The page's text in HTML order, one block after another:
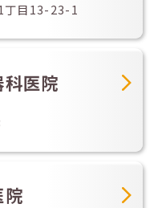
丁目13-23-1
医院
院